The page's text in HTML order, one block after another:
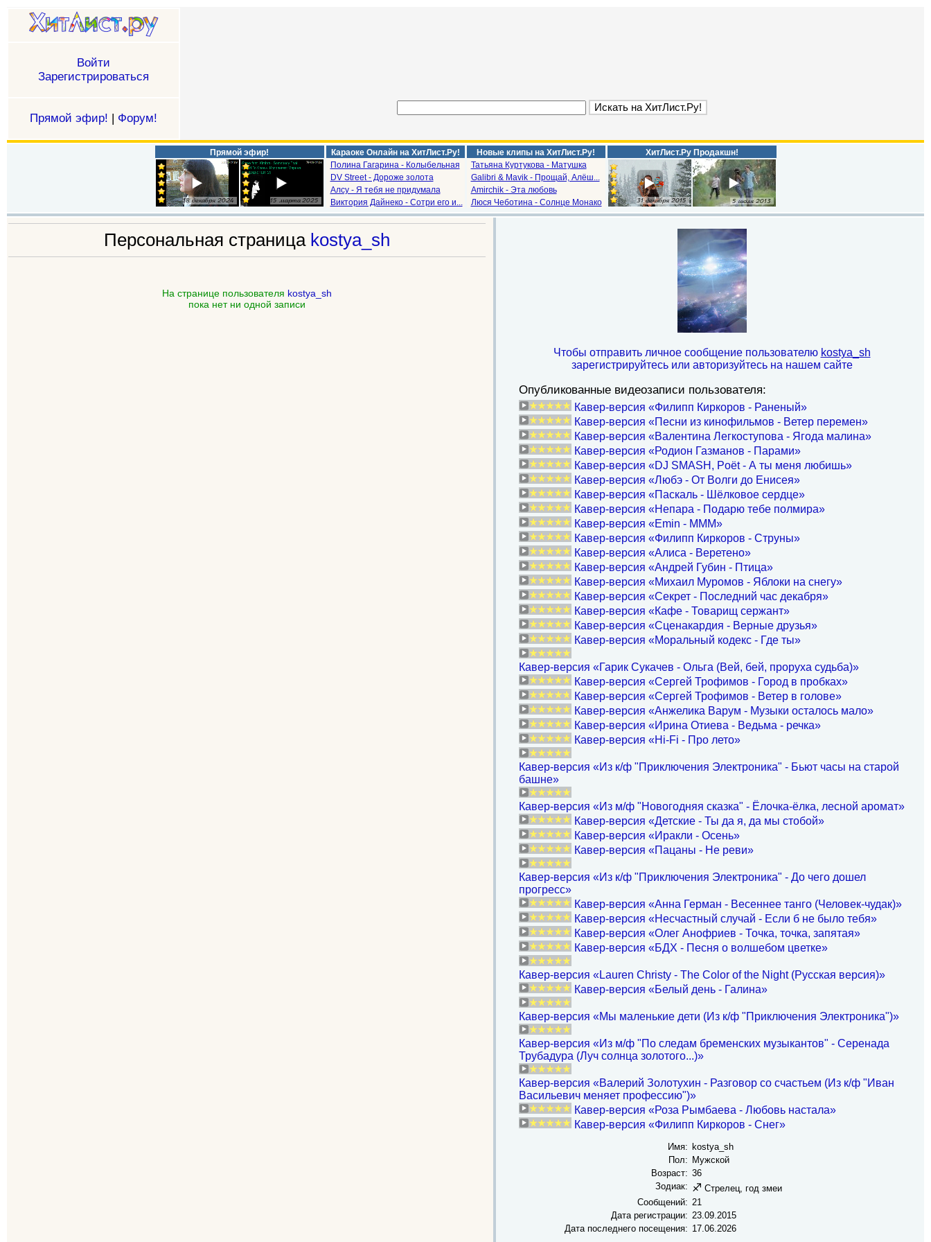
Войти
Зарегистрироваться
Прямой эфир! | Форум!
Прямой эфир!
Караоке Онлайн на ХитЛист.Ру!
Полина Гагарина - Колыбельная
DV Street - Дороже золота
Алсу - Я тебя не придумала
Виктория Дайнеко - Сотри его и...
Новые клипы на ХитЛист.Ру!
Татьяна Куртукова - Матушка
Galibri & Mavik - Прощай, Алёш...
Amirchik - Эта любовь
Люся Чеботина - Солнце Монако
ХитЛист.Ру Продакшн!
Персональная страница kostya_sh
На странице пользователя kostya_sh
пока нет ни одной записи
Чтобы отправить личное сообщение пользователю kostya_sh
зарегистрируйтесь или авторизуйтесь на нашем сайте
Опубликованные видеозаписи пользователя:
Кавер-версия «Филипп Киркоров - Раненый»
Кавер-версия «Песни из кинофильмов - Ветер перемен»
Кавер-версия «Валентина Легкоступова - Ягода малина»
Кавер-версия «Родион Газманов - Парами»
Кавер-версия «DJ SMASH, Poët - А ты меня любишь»
Кавер-версия «Любэ - От Волги до Енисея»
Кавер-версия «Паскаль - Шёлковое сердце»
Кавер-версия «Непара - Подарю тебе полмира»
Кавер-версия «Emin - МММ»
Кавер-версия «Филипп Киркоров - Струны»
Кавер-версия «Алиса - Веретено»
Кавер-версия «Андрей Губин - Птица»
Кавер-версия «Михаил Муромов - Яблоки на снегу»
Кавер-версия «Секрет - Последний час декабря»
Кавер-версия «Кафе - Товарищ сержант»
Кавер-версия «Сценакардия - Верные друзья»
Кавер-версия «Моральный кодекс - Где ты»
Кавер-версия «Гарик Сукачев - Ольга (Вей, бей, проруха судьба)»
Кавер-версия «Сергей Трофимов - Город в пробках»
Кавер-версия «Сергей Трофимов - Ветер в голове»
Кавер-версия «Анжелика Варум - Музыки осталось мало»
Кавер-версия «Ирина Отиева - Ведьма - речка»
Кавер-версия «Hi-Fi - Про лето»
Кавер-версия «Из к/ф "Приключения Электроника" - Бьют часы на старой
башне»
Кавер-версия «Из м/ф "Новогодняя сказка" - Ёлочка-ёлка, лесной аромат»
Кавер-версия «Детские - Ты да я, да мы стобой»
Кавер-версия «Иракли - Осень»
Кавер-версия «Пацаны - Не реви»
Кавер-версия «Из к/ф "Приключения Электроника" - До чего дошел
прогресс»
Кавер-версия «Анна Герман - Весеннее танго (Человек-чудак)»
Кавер-версия «Несчастный случай - Если б не было тебя»
Кавер-версия «Олег Анофриев - Точка, точка, запятая»
Кавер-версия «БДХ - Песня о волшебом цветке»
Кавер-версия «Lauren Christy - The Color of the Night (Русская версия)»
Кавер-версия «Белый день - Галина»
Кавер-версия «Мы маленькие дети (Из к/ф "Приключения Электроника")»
Кавер-версия «Из м/ф "По следам бременских музыкантов" - Серенада
Трубадура (Луч солнца золотого...)»
Кавер-версия «Валерий Золотухин - Разговор со счастьем (Из к/ф "Иван
Васильевич меняет профессию")»
Кавер-версия «Роза Рымбаева - Любовь настала»
Кавер-версия «Филипп Киркоров - Снег»
Имя: kostya_sh
Пол: Мужской
Возраст: 36
Зодиак: ♐ Стрелец, год змеи
Сообщений: 21
Дата регистрации: 23.09.2015
Дата последнего посещения: 17.06.2026